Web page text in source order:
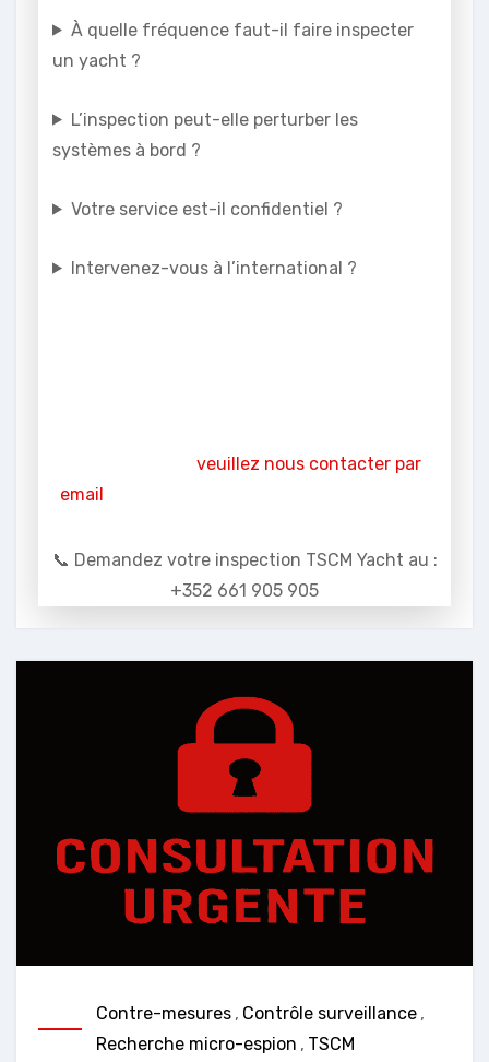
À quelle fréquence faut-il faire inspecter
un yacht ?
L’inspection peut-elle perturber les
systèmes à bord ?
Votre service est-il confidentiel ?
Intervenez-vous à l’international ?
veuillez nous contacter par
email
📞 Demandez votre inspection TSCM Yacht au :
+352 661 905 905
Contre-mesures , Contrôle surveillance ,
Recherche micro-espion , TSCM